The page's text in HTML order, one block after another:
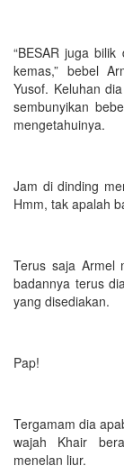
“BESAR juga
kemas,” bebel
Yusof. Keluhan
sembunyikan
mengetahuinya.
Jam di dinding
Hmm, tak apalah
Terus saja Armel
badannya terus
yang disediakan.
Pap!
Tergamam dia
wajah Khair
menelan liur.